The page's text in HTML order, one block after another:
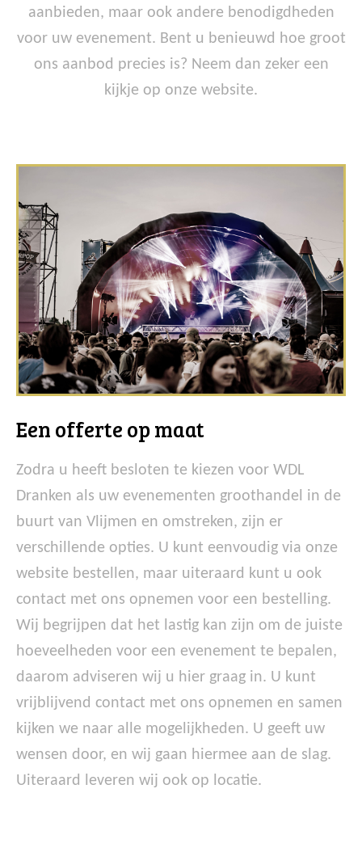
aanbieden, maar ook andere benodigdheden
voor uw evenement. Bent u benieuwd hoe groot
ons aanbod precies is? Neem dan zeker een
kijkje op onze website.
Een offerte op maat
Zodra u heeft besloten te kiezen voor WDL
Dranken als uw evenementen groothandel in de
buurt van Vlijmen en omstreken, zijn er
verschillende opties. U kunt eenvoudig via onze
website bestellen, maar uiteraard kunt u ook
contact met ons opnemen voor een bestelling.
Wij begrijpen dat het lastig kan zijn om de juiste
hoeveelheden voor een evenement te bepalen,
daarom adviseren wij u hier graag in. U kunt
vrijblijvend contact met ons opnemen en samen
kijken we naar alle mogelijkheden. U geeft uw
wensen door, en wij gaan hiermee aan de slag.
Uiteraard leveren wij ook op locatie.